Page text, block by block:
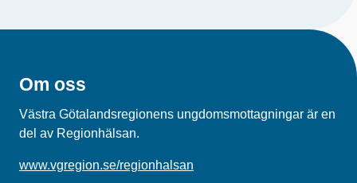
Om oss
Västra Götalandsregionens ungdomsmottagningar är en
del av Regionhälsan.
www.vgregion.se/regionhalsan